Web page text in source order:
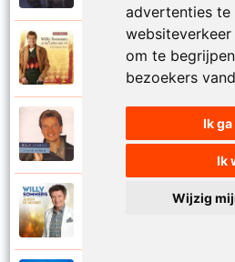
advertenties te
om te
bezoekers
Ik
Ik
Wijzig
Willy Sommers
Jij bent alles voor mij
Jij bent als een droom
Willy Sommers